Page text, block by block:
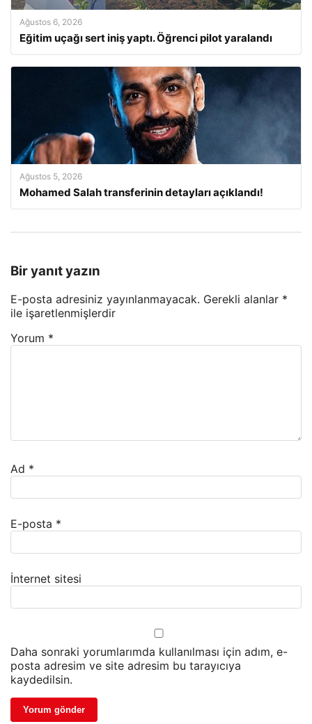
Ağustos 6, 2026
Eğitim uçağı sert iniş yaptı. Öğrenci pilot yaralandı
Ağustos 5, 2026
Mohamed Salah transferinin detayları açıklandı!
Bir yanıt yazın
E-posta adresiniz yayınlanmayacak. Gerekli alanlar *
ile işaretlenmişlerdir
Yorum *
Ad *
E-posta *
İnternet sitesi
Daha sonraki yorumlarımda kullanılması için adım, e-
posta adresim ve site adresim bu tarayıcıya
kaydedilsin.